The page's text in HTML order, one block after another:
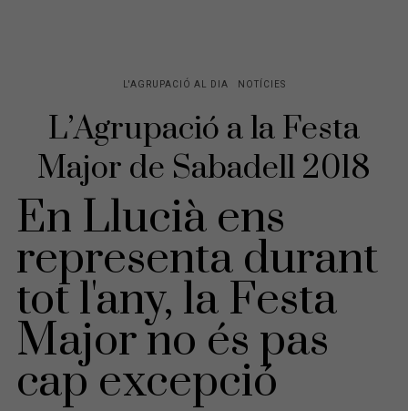
L'AGRUPACIÓ AL DIA NOTÍCIES
L’Agrupació a la Festa
Major de Sabadell 2018
En Llucià ens
representa durant
tot l'any, la Festa
Major no és pas
cap excepció